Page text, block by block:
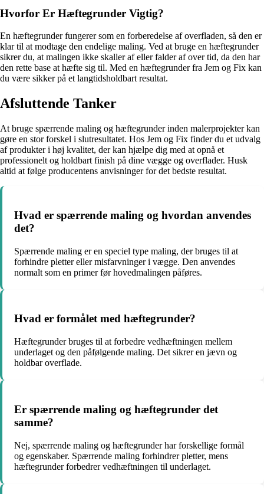
Hvorfor Er Hæftegrunder Vigtig?
En hæftegrunder fungerer som en forberedelse af overfladen, så den er
klar til at modtage den endelige maling. Ved at bruge en hæftegrunder
sikrer du, at malingen ikke skaller af eller falder af over tid, da den har
den rette base at hæfte sig til. Med en hæftegrunder fra Jem og Fix kan
du være sikker på et langtidsholdbart resultat.
Afsluttende Tanker
At bruge spærrende maling og hæftegrunder inden malerprojekter kan
gøre en stor forskel i slutresultatet. Hos Jem og Fix finder du et udvalg
af produkter i høj kvalitet, der kan hjælpe dig med at opnå et
professionelt og holdbart finish på dine vægge og overflader. Husk
altid at følge producentens anvisninger for det bedste resultat.
Hvad er spærrende maling og hvordan anvendes
det?
Spærrende maling er en speciel type maling, der bruges til at
forhindre pletter eller misfarvninger i vægge. Den anvendes
normalt som en primer før hovedmalingen påføres.
Hvad er formålet med hæftegrunder?
Hæftegrunder bruges til at forbedre vedhæftningen mellem
underlaget og den påfølgende maling. Det sikrer en jævn og
holdbar overflade.
Er spærrende maling og hæftegrunder det
samme?
Nej, spærrende maling og hæftegrunder har forskellige formål
og egenskaber. Spærrende maling forhindrer pletter, mens
hæftegrunder forbedrer vedhæftningen til underlaget.